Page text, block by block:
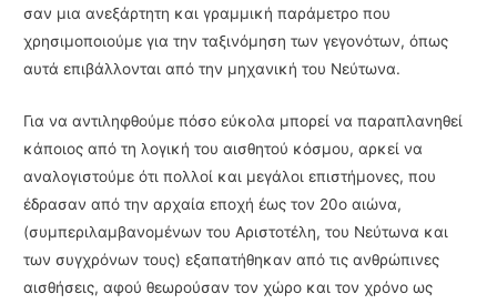
σαν μια ανεξάρτητη και γραμμική παράμετρο που
χρησιμοποιούμε για την ταξινόμηση των γεγονότων, όπως
αυτά επιβάλλονται από την μηχανική του Νεύτωνα.
Για να αντιληφθούμε πόσο εύκολα μπορεί να παραπλανηθεί
κάποιος από τη λογική του αισθητού κόσμου, αρκεί να
αναλογιστούμε ότι πολλοί και μεγάλοι επιστήμονες, που
έδρασαν από την αρχαία εποχή έως τον 20ο αιώνα,
(συμπεριλαμβανομένων του Αριστοτέλη, του Νεύτωνα και
των συγχρόνων τους) εξαπατήθηκαν από τις ανθρώπινες
αισθήσεις, αφού θεω­ρούσαν τον χώρο και τον χρόνο ως